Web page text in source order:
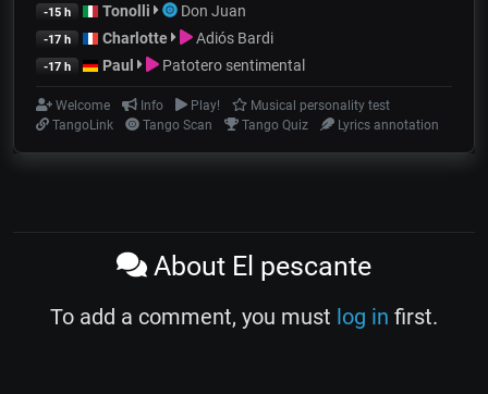
-15 h Tonolli Don Juan
-17 h Charlotte Adiós Bardi
-17 h Paul Patotero sentimental
Welcome Info Play!
Musical personality test
TangoLink
Tango Scan Tango Quiz Lyrics annotation
About El pescante
To add a comment, you must log in first.